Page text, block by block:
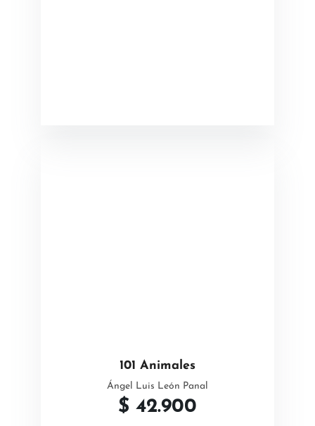
101 Animales
Ángel Luis León Panal
$ 42.900